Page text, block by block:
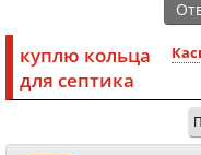
куплю кольца
для септика